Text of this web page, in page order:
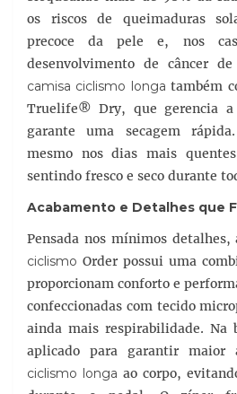
os riscos de queimaduras
precoce da pele e, nos
desenvolvimento de câncer
camisa ciclismo longa também
Truelife® Dry, que gerencia a
garante uma secagem
mesmo nos dias mais
sentindo fresco e seco durante
Acabamento e Detalhes que
Pensada nos mínimos detalhes,
ciclismo Order possui uma
proporcionam conforto e
confeccionadas com tecido
ainda mais respirabilidade. Na
aplicado para garantir maior
ciclismo longa ao corpo,